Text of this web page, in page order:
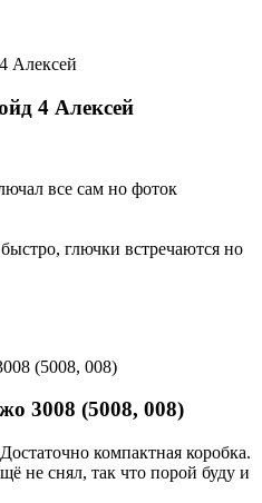
4 Алексей
все сам но фоток
глючки встречаются но
3008 (5008, 008)
компактная коробка.
не снял, так что порой буду и